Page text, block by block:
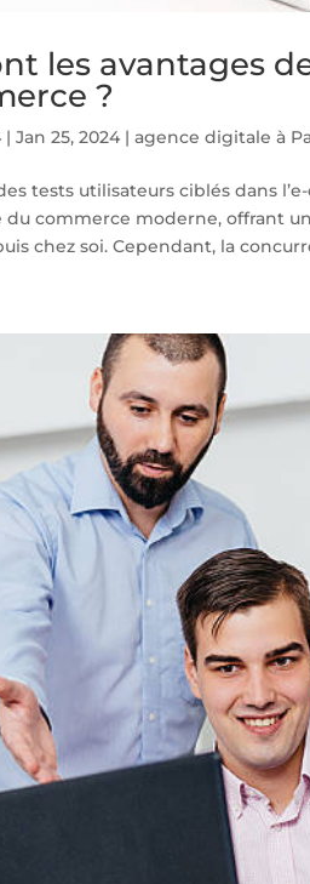
les avantages
?
|Jan 25, 2024 |agence digitale à
tests utilisateurs ciblés dans
commerce moderne, offrant
chez soi. Cependant, la